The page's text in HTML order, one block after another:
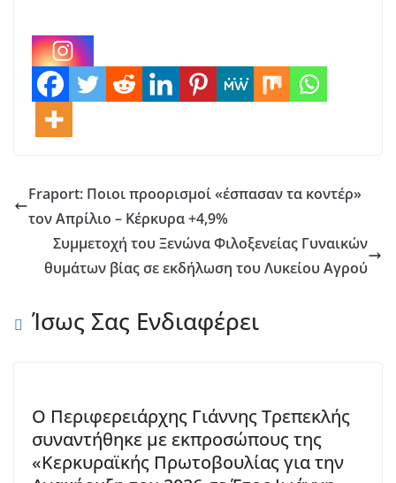
Fraport: Ποιοι προορισμοί «έσπασαν τα κοντέρ»
τον Απρίλιο – Κέρκυρα +4,9%
Συμμετοχή του Ξενώνα Φιλοξενείας Γυναικών
θυμάτων βίας σε εκδήλωση του Λυκείου Αγρού
Ίσως Σας Ενδιαφέρει
Ο Περιφερειάρχης Γιάννης Τρεπεκλής
συναντήθηκε με εκπροσώπους της
«Κερκυραϊκής Πρωτοβουλίας για την